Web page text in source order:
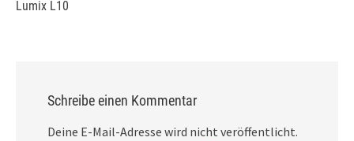
Lumix L10
Schreibe einen Kommentar
Deine E-Mail-Adresse wird nicht veröffentlicht.